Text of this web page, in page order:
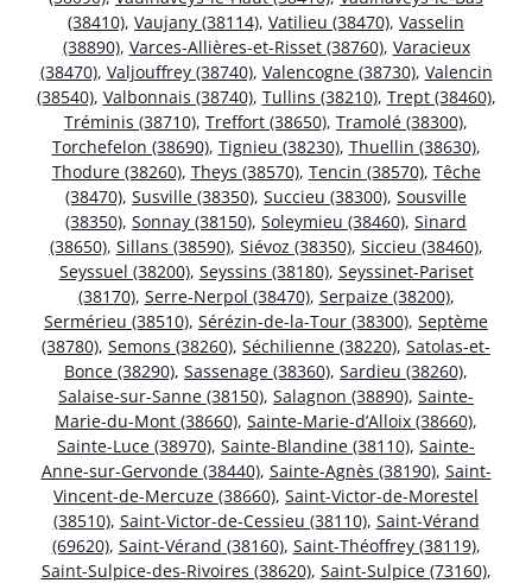
(38410), Vaujany (38114), Vatilieu (38470), Vasselin
(38890), Varces-Allières-et-Risset (38760), Varacieux
(38470), Valjouffrey (38740), Valencogne (38730), Valencin
(38540), Valbonnais (38740), Tullins (38210), Trept (38460),
Tréminis (38710), Treffort (38650), Tramolé (38300),
Torchefelon (38690), Tignieu (38230), Thuellin (38630),
Thodure (38260), Theys (38570), Tencin (38570), Têche
(38470), Susville (38350), Succieu (38300), Sousville
(38350), Sonnay (38150), Soleymieu (38460), Sinard
(38650), Sillans (38590), Siévoz (38350), Siccieu (38460),
Seyssuel (38200), Seyssins (38180), Seyssinet-Pariset
(38170), Serre-Nerpol (38470), Serpaize (38200),
Sermérieu (38510), Sérézin-de-la-Tour (38300), Septème
(38780), Semons (38260), Séchilienne (38220), Satolas-et-
Bonce (38290), Sassenage (38360), Sardieu (38260),
Salaise-sur-Sanne (38150), Salagnon (38890), Sainte-
Marie-du-Mont (38660), Sainte-Marie-d’Alloix (38660),
Sainte-Luce (38970), Sainte-Blandine (38110), Sainte-
Anne-sur-Gervonde (38440), Sainte-Agnès (38190), Saint-
Vincent-de-Mercuze (38660), Saint-Victor-de-Morestel
(38510), Saint-Victor-de-Cessieu (38110), Saint-Vérand
(69620), Saint-Vérand (38160), Saint-Théoffrey (38119),
Saint-Sulpice-des-Rivoires (38620), Saint-Sulpice (73160),